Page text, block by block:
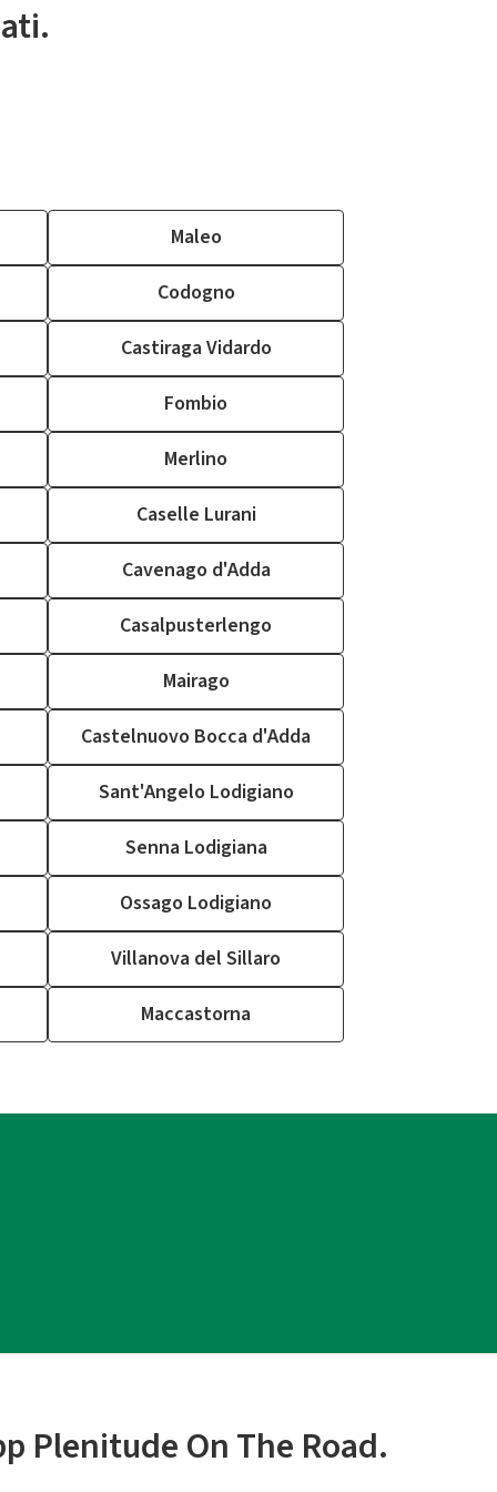
Maleo
Codogno
Castiraga Vidardo
Fombio
Merlino
Caselle Lurani
Cavenago d'Adda
Casalpusterlengo
Mairago
Castelnuovo Bocca d'Adda
Sant'Angelo Lodigiano
Senna Lodigiana
Ossago Lodigiano
Villanova del Sillaro
Maccastorna
Plenitude On The Road.